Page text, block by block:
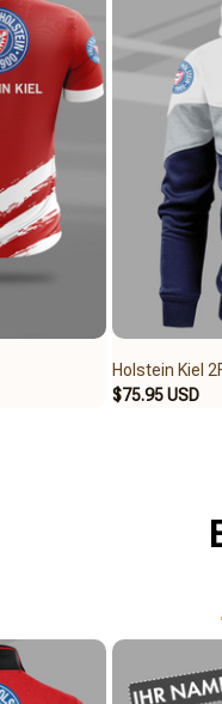
Holstein Kiel
$75.95 USD